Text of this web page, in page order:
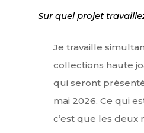
Sur quel projet
Je travaille
collections haute
qui seront
mai 2026. Ce qui
c’est que les deux